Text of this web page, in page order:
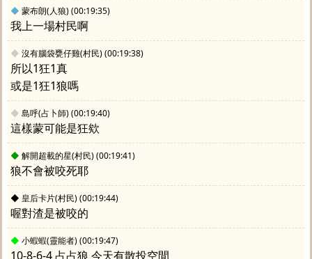
◆ 蒙布朗(人狼)(00:19:35)
我上一場村民啊
◆ 沒有腦袋甕仔雞(村民)(00:19:38)
所以1狂1真
或是1狂1狼嗎
◆ 島呼(占卜師)(00:19:40)
這樣蒙可能是狂欸
◆ 解開超載的星(村民)(00:19:41)
狼不會被咬死耶
◆ 皇后卡片(村民)(00:19:44)
喔對渣是被咬的
◆ 小蝦蝦(靈能者)(00:19:47)
10-8-6-4 占占狼 今天有散投空間